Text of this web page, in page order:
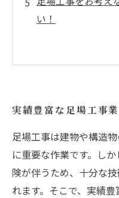
い！
実績豊富な足場工事
足場工事は建物や構造
に重要な作業です。し
険が伴うため、十分な
れます。そこで、実績